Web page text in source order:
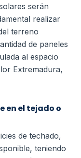
serán
realizar
terreno
de paneles
al espacio
Extremadura,
en el tejado o
de techado,
teniendo